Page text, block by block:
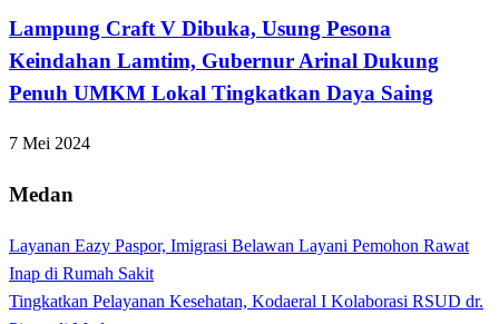
Lampung Craft V Dibuka, Usung Pesona
Keindahan Lamtim, Gubernur Arinal Dukung
Penuh UMKM Lokal Tingkatkan Daya Saing
7 Mei 2024
Medan
Layanan Eazy Paspor, Imigrasi Belawan Layani Pemohon Rawat
Inap di Rumah Sakit
Tingkatkan Pelayanan Kesehatan, Kodaeral I Kolaborasi RSUD dr.